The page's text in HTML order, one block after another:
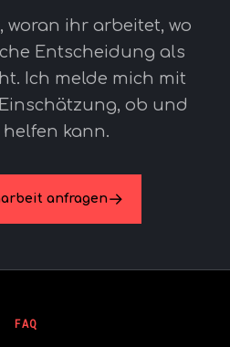
woran ihr arbeitet, wo
Entscheidung als
Ich melde mich mit
ob und
helfen kann.
anfragen
FAQ